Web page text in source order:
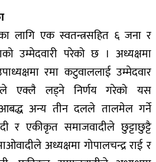
लागि एक स्वतन्त्रसहित ६ जना र
उम्मेदवारी परेको छ । अध्यक्षमा
रमा कटुवाललाई उम्मेदवार
एक्लै लड्ने निर्णय गरेको यस
आबद्ध अन्य तीन दलले तालमेल गर्ने
र एकीकृत समाजवादीले छुट्टाछुट्टै
अध्यक्षमा गोपालचन्द्र राई र